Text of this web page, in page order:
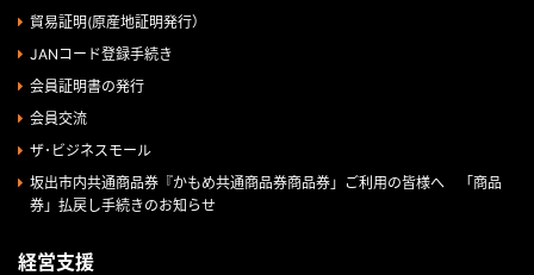
貿易証明(原産地証明発行）
JANコード登録手続き
会員証明書の発行
会員交流
ザ･ビジネスモール
坂出市内共通商品券『かもめ共通商品券商品券」ご利用の皆様へ 「商品
券」払戻し手続きのお知らせ
経営支援